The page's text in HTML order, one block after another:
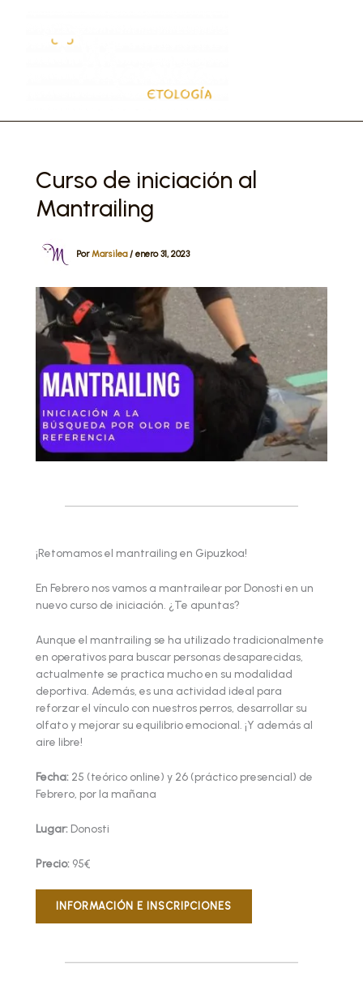
contenido
Curso de iniciación al
Mantrailing
PorMarsilea/ enero 31, 2023
¡Retomamos el mantrailing en Gipuzkoa!
En Febrero nos vamos a mantrailear por Donosti en un
nuevo curso de iniciación. ¿Te apuntas?
Aunque el mantrailing se ha utilizado tradicionalmente
en operativos para buscar personas desaparecidas,
actualmente se practica mucho en su modalidad
deportiva. Además, es una actividad ideal para
reforzar el vínculo con nuestros perros, desarrollar su
olfato y mejorar su equilibrio emocional. ¡Y además al
aire libre!
Fecha: 25 (teórico online) y 26 (práctico presencial) de
Febrero, por la mañana
Lugar: Donosti
Precio: 95€
INFORMACIÓN E INSCRIPCIONES